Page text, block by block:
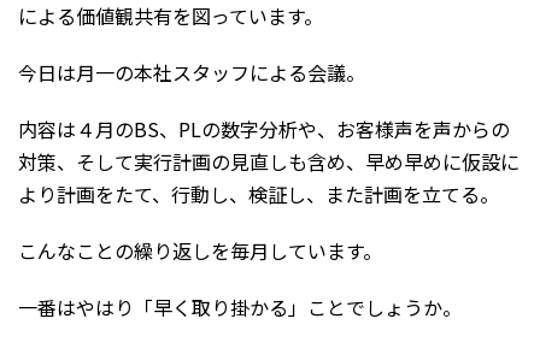
による価値観共有を図っています。
今日は月一の本社スタッフによる会議。
内容は４月のBS、PLの数字分析や、お客様声を声からの
対策、そして実行計画の見直しも含め、早め早めに仮設に
より計画をたて、行動し、検証し、また計画を立てる。
こんなことの繰り返しを毎月しています。
一番はやはり「早く取り掛かる」ことでしょうか。